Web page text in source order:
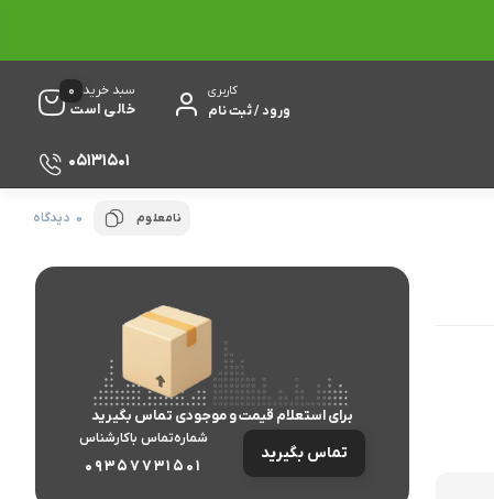
کاربری
ورود / ثبت نام
سبد خرید
خالی است
0
05131501
نامعلوم 0 دیدگاه
برای استعلام قیمت و موجودی تماس بگیرید
تماس بگیرید
شماره‌تماس‌ با‌کارشناس
09357731501